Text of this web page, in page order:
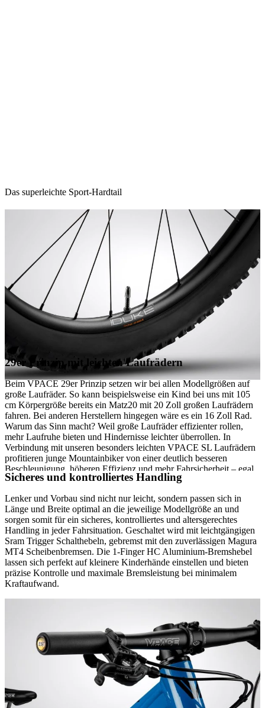
Das superleichte Sport-Hardtail
29er Prinzip mit leichten Laufrädern
Beim VPACE 29er Prinzip setzen wir bei allen Modellgrößen auf
große Laufräder. So kann beispielsweise ein Kind bei uns mit 105
cm Körpergröße bereits ein Matz20 mit 20 Zoll großen Laufrädern
fahren. Bei anderen Herstellern hingegen wäre es ein 16 Zoll Rad.
Warum das Sinn macht? Weil große Laufräder effizienter rollen,
mehr Laufruhe bieten und Hindernisse leichter überrollen. In
Verbindung mit unseren besonders leichten VPACE SL Laufrädern
profitieren junge Mountainbiker von einer deutlich besseren
Beschleunigung, höheren Effizienz und mehr Fahrsicherheit – egal
ob auf dem Trail, bei Touren oder im Rennen.
Sicheres und kontrolliertes Handling
Lenker und Vorbau sind nicht nur leicht, sondern passen sich in
Länge und Breite optimal an die jeweilige Modellgröße an und
sorgen somit für ein sicheres, kontrolliertes und altersgerechtes
Handling in jeder Fahrsituation. Geschaltet wird mit leichtgängigen
Sram Trigger Schalthebeln, gebremst mit den zuverlässigen Magura
MT4 Scheibenbremsen. Die 1-Finger HC Aluminium-Bremshebel
lassen sich perfekt auf kleinere Kinderhände einstellen und bieten
präzise Kontrolle und maximale Bremsleistung bei minimalem
Kraftaufwand.